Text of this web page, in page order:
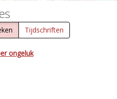
Tijdschriften
ongeluk